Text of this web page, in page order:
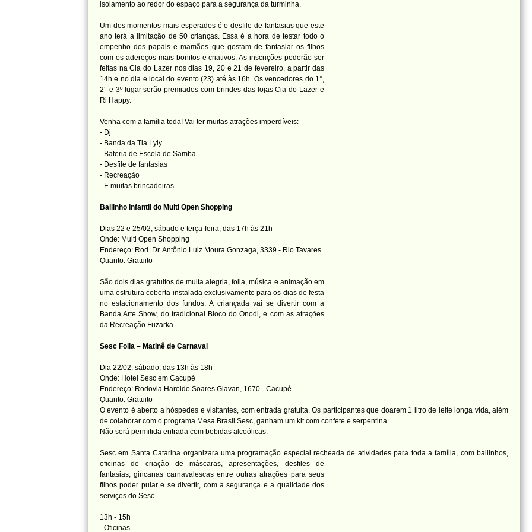
isolamento ao redor do espaço para a segurança da turminha.
Um dos momentos mais esperados é o desfile de fantasias que este
ano terá a limitação de 50 crianças. Essa é a hora de testar todo o
empenho dos papais e mamães que gostam de fantasiar os filhos
com os adereços mais bonitos e criativos. As inscrições poderão ser
feitas na Cia do Lazer nos dias 19, 20 e 21 de fevereiro, a partir das
14h e no dia e local do evento (23) até às 16h. Os vencedores do 1°,
2° e 3º lugar serão premiados com brindes das lojas Cia do Lazer e
Ri Happy.
Venha com a família toda! Vai ter muitas atrações imperdíveis:
- Dj
- Banda da Tia Lyly
- Bateria de Escola de Samba
- Desfile de fantasias
- Recreação
- E muitas brincadeiras
Bailinho Infantil do Multi Open Shopping
Dias 22 e 25/02, sábado e terça-feira, das 17h às 21h
Onde: Multi Open Shopping
Endereço: Rod. Dr. Antônio Luiz Moura Gonzaga, 3339 - Rio Tavares
Quanto: Gratuito
São dois dias gratuitos de muita alegria, folia, música e animação em
uma estrutura coberta instalada exclusivamente para os dias de festa
no estacionamento dos fundos. A criançada vai se divertir com a
Banda Arte Show, do tradicional Bloco do Onodi, e com as atrações
da Recreação Fuzarka.
Sesc Folia – Matinê de Carnaval
Dia 22/02, sábado, das 13h às 18h
Onde: Hotel Sesc em Cacupé
Endereço: Rodovia Haroldo Soares Glavan, 1670 - Cacupé
Quanto: Gratuito
O evento é aberto a hóspedes e visitantes, com entrada gratuita. Os participantes que doarem 1 litro de leite longa vida, além
de colaborar com o programa Mesa Brasil Sesc, ganham um kit com confete e serpentina.
Não será permitida entrada com bebidas alcoólicas.
Sesc em Santa Catarina organizara uma programação especial recheada de atividades para toda a família, com bailinhos,
oficinas de criação de máscaras, apresentações, desfiles de
fantasias, gincanas carnavalescas entre outras atrações para seus
filhos poder pular e se divertir, com a segurança e a qualidade dos
serviços do Sesc.
13h - 15h
- Oficinas